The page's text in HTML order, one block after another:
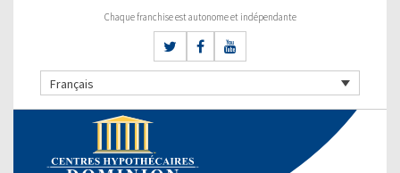
Chaque franchise est autonome et indépendante
Français